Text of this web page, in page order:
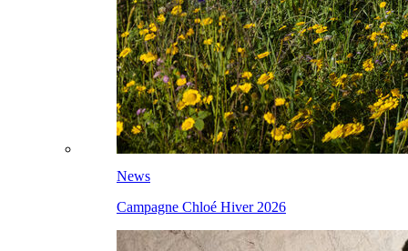
News
Campagne Chloé Hiver 2026